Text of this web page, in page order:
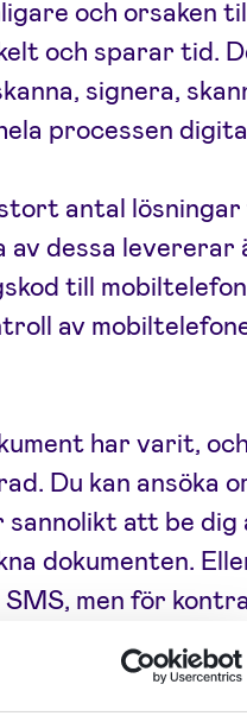
och orsaken
och sparar tid.
signera,
processen
antal
av dessa levererar
till
av
har varit,
Du kan ansöka
sannolikt att be
dokumenten.
men för
ett ID. Många
signatur.